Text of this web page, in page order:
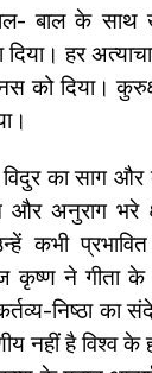
बाल के साथ
हर
को दिया।
का साग और
और अनुराग भरे
कभी
कृष्ण ने गीता के
निष्ठा का
नहीं है विश्व